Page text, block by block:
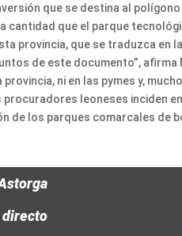
que se destina al
cantidad que el parque
provincia, que se traduzca en
de este documento”, afirma
ni en las pymes y,
leoneses inciden
de los parques comarcales de
directo